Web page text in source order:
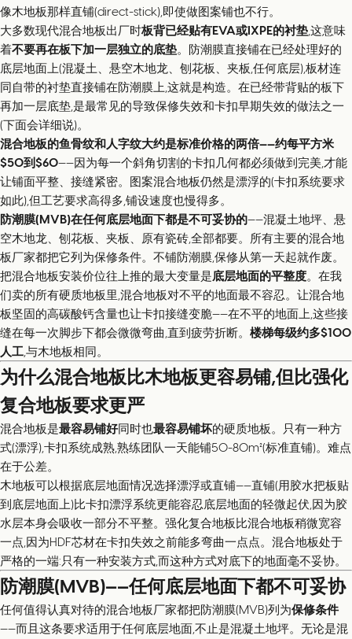
像木地板那样直铺(direct-stick),即使做图案铺也不行。
大多数现代混合地板出厂时板背已经贴有EVA或IXPE的衬垫,这意味
着不要再在板下加一层独立的底垫。防潮膜直接铺在已经处理好的
底层地面上(混凝土、悬空木地龙、刨花板、夹板,任何底层),板材连
同自带的衬垫直接铺在防潮膜上,这就是构造。在已经带背贴的板下
再加一层底垫,是最常见的导致保修失效和卡扣早期失效的做法之一
(下面会详细说)。
混合地板的鱼骨纹和人字纹大约是标准价格的两倍——约每平方米
$50到$60——因为每一个斜角切割的卡扣几何都必须做到完美,才能
让铺面平整、接缝紧密。图案混合地板仍然是漂浮的(卡扣系统要求
如此),但工艺要求高得多,铺设速度也慢得多。
防潮膜(MVB)在任何底层地面下都是不可妥协的——混凝土地坪、悬
空木地龙、刨花板、夹板、原有瓷砖,全部都要。所有主要的混合地
板厂家都把它列为保修条件。不铺防潮膜,保修从第一天起就作废。
把混合地板安装价位往上推的最大变量是底层地面的平整度。在我
们卖的所有硬质地板里,混合地板对不平的地面最不容忍。让混合地
板坚固的高碳酸钙含量也让卡扣接缝变脆——在不平的地面上,这些接
缝在每一次脚步下都会微微弯曲,直到疲劳折断。 楼梯每级约多$100
人工,与木地板相同。
为什么混合地板比木地板更容易铺,但比强化
复合地板要求更严
混合地板是最容易铺好同时也最容易铺坏的硬质地板。只有一种方
式(漂浮),卡扣系统成熟,熟练团队一天能铺50-80m²(标准直铺)。难点
在于公差。
木地板可以根据底层地面情况选择漂浮或直铺——直铺(用胶水把板贴
到底层地面上)比卡扣漂浮系统更能容忍底层地面的轻微起伏,因为胶
水层本身会吸收一部分不平整。强化复合地板比混合地板稍微宽容
一点,因为HDF芯材在卡扣失效之前能多弯曲一点点。混合地板处于
严格的一端:只有一种安装方式,而这种方式对底下的地面毫不妥协。
防潮膜(MVB)——任何底层地面下都不可妥协
任何值得认真对待的混合地板厂家都把防潮膜(MVB)列为保修条件
——而且这条要求适用于任何底层地面,不止是混凝土地坪。无论是混